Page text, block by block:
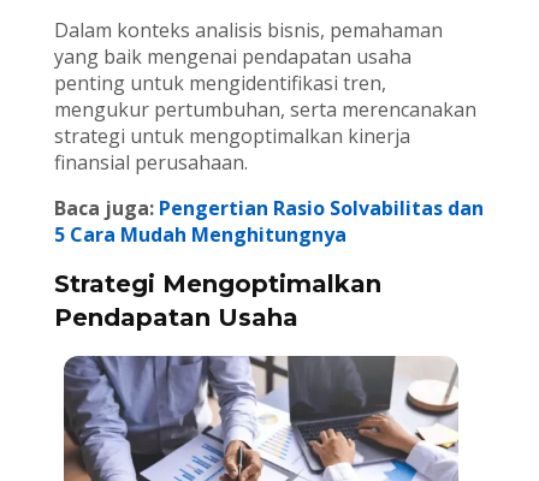
Dalam konteks analisis bisnis, pemahaman
yang baik mengenai pendapatan usaha
penting untuk mengidentifikasi tren,
mengukur pertumbuhan, serta merencanakan
strategi untuk mengoptimalkan kinerja
finansial perusahaan.
Baca juga: Pengertian Rasio Solvabilitas dan
5 Cara Mudah Menghitungnya
Strategi Mengoptimalkan
Pendapatan Usaha